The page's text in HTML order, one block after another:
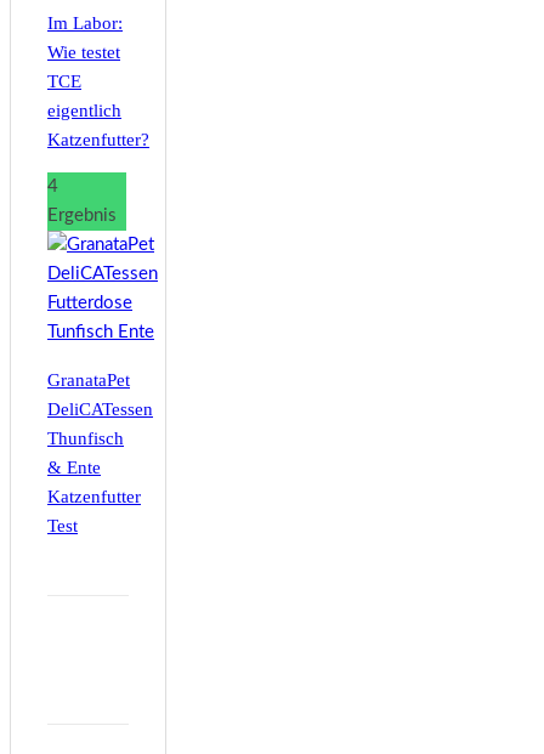
Im Labor:
Wie testet
TCE
eigentlich
Katzenfutter?
4
Ergebnis
GranataPet
DeliCATessen
Thunfisch
& Ente
Katzenfutter
Test